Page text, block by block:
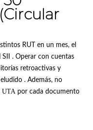
RUT en un mes, el
. Operar con cuentas
retroactivas y
. Además, no
UTApor cada documento